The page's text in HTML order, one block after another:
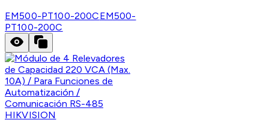
EM500-PT100-200CEM500-
PT100-200C
HIKVISION